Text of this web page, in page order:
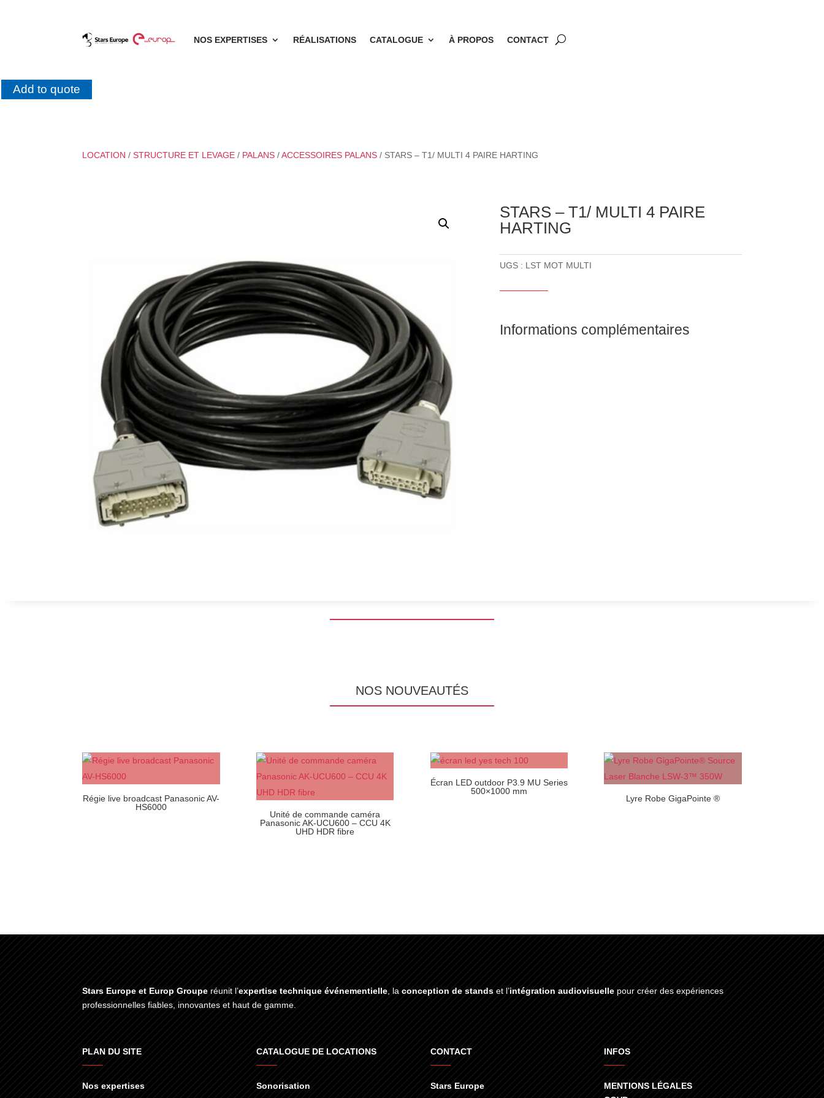
NOS EXPERTISES RÉALISATIONS CATALOGUE À PROPOS CONTACT
Add to quote
LOCATION /STRUCTURE ET LEVAGE / PALANS /ACCESSOIRES PALANS / STARS – T1/ MULTI 4 PAIRE HARTING
STARS – T1/ MULTI 4 PAIRE
HARTING
UGS : LST MOT MULTI
Informations complémentaires
NOS NOUVEAUTÉS
Régie live broadcast Panasonic AV-
HS6000
Unité de commande caméra
Panasonic AK-UCU600 – CCU 4K
UHD HDR fibre
Écran LED outdoor P3.9 MU Series
500×1000 mm
Lyre Robe GigaPointe ®
Stars Europe et Europ Groupe réunit l’expertise technique événementielle , laconception de stands et l’intégration audiovisuelle pour créer des expériences
professionnelles fiables, innovantes et haut de gamme.
PLAN DU SITE
Nos expertises
CATALOGUE DE LOCATIONS
Sonorisation
CONTACT
Stars Europe
INFOS
MENTIONS LÉGALES